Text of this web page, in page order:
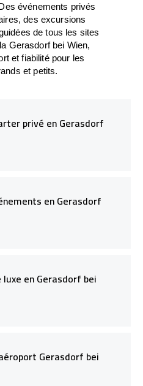
événements privés
des excursions
de tous les sites
Gerasdorf bei Wien,
et fiabilité pour les
et petits.
privé en Gerasdorf
en Gerasdorf
en Gerasdorf bei
Gerasdorf bei